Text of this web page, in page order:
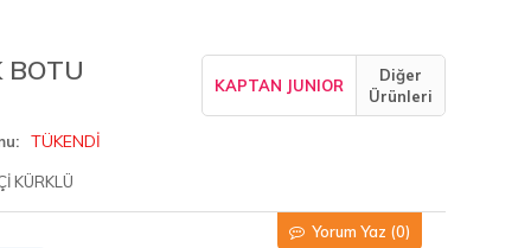
BOTU
KAPTAN JUNIOR
Diğer
Ürünleri
TÜKENDİ
KÜRKLÜ
Yorum Yaz (0)